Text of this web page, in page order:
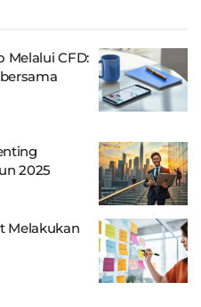
Melalui CFD:
2025
Melakukan